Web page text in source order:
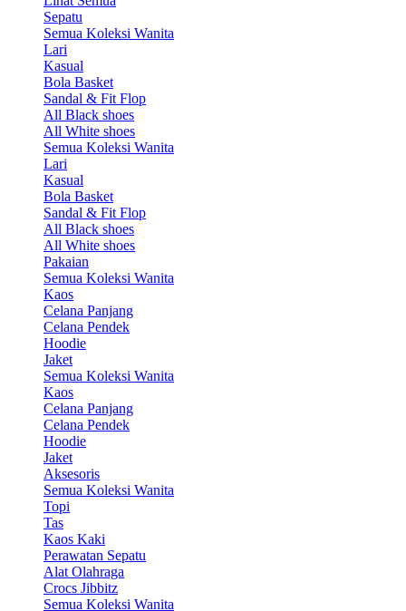
Sepatu
Semua Koleksi Wanita
Lari
Kasual
Bola Basket
Sandal & Fit Flop
All Black shoes
All White shoes
Semua Koleksi Wanita
Lari
Kasual
Bola Basket
Sandal & Fit Flop
All Black shoes
All White shoes
Pakaian
Semua Koleksi Wanita
Kaos
Celana Panjang
Celana Pendek
Hoodie
Jaket
Semua Koleksi Wanita
Kaos
Celana Panjang
Celana Pendek
Hoodie
Jaket
Aksesoris
Semua Koleksi Wanita
Topi
Tas
Kaos Kaki
Perawatan Sepatu
Alat Olahraga
Crocs Jibbitz
Semua Koleksi Wanita